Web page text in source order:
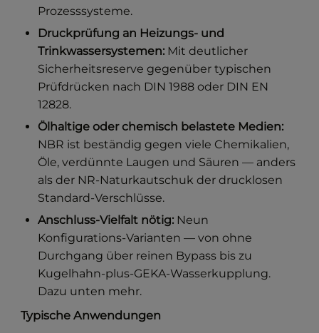
Prozesssysteme.
Druckprüfung an Heizungs- und
Trinkwassersystemen: Mit deutlicher
Sicherheitsreserve gegenüber typischen
Prüfdrücken nach DIN 1988 oder DIN EN
12828.
Ölhaltige oder chemisch belastete Medien:
NBR ist beständig gegen viele Chemikalien,
Öle, verdünnte Laugen und Säuren — anders
als der NR-Naturkautschuk der drucklosen
Standard-Verschlüsse.
Anschluss-Vielfalt nötig: Neun
Konfigurations-Varianten — von ohne
Durchgang über reinen Bypass bis zu
Kugelhahn-plus-GEKA-Wasserkupplung.
Dazu unten mehr.
Typische Anwendungen